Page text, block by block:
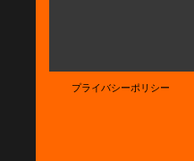
プライバシーポリシー